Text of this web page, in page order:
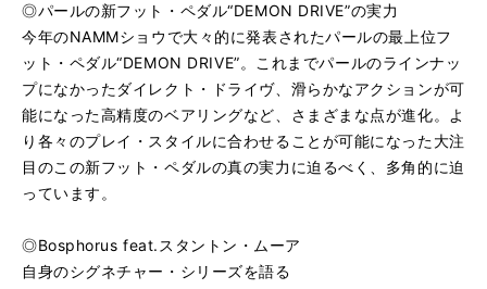
◎パールの新フット・ペダル“DEMON DRIVE”の実力
今年のNAMMショウで大々的に発表されたパールの最上位フ
ット・ペダル“DEMON DRIVE”。これまでパールのラインナッ
プになかったダイレクト・ドライヴ、滑らかなアクションが可
能になった高精度のベアリングなど、さまざまな点が進化。よ
り各々のプレイ・スタイルに合わせることが可能になった大注
目のこの新フット・ペダルの真の実力に迫るべく、多角的に迫
っています。
◎Bosphorus feat.スタントン・ムーア
自身のシグネチャー・シリーズを語る